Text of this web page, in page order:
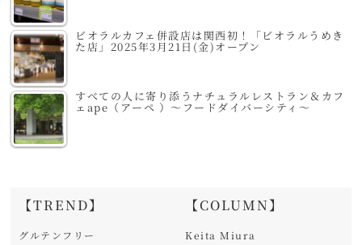
ビオラルカフェ併設店は関西初！「ビオラルうめき
た店」2025年3月21日(金)オープン
すべての人に寄り添うナチュラルレストラン＆カフ
ェape（アーペ ）～フードダイバーシティ～
【TREND】
グルテンフリー
【COLUMN】
Keita Miura